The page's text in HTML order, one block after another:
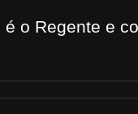
é o Regente e